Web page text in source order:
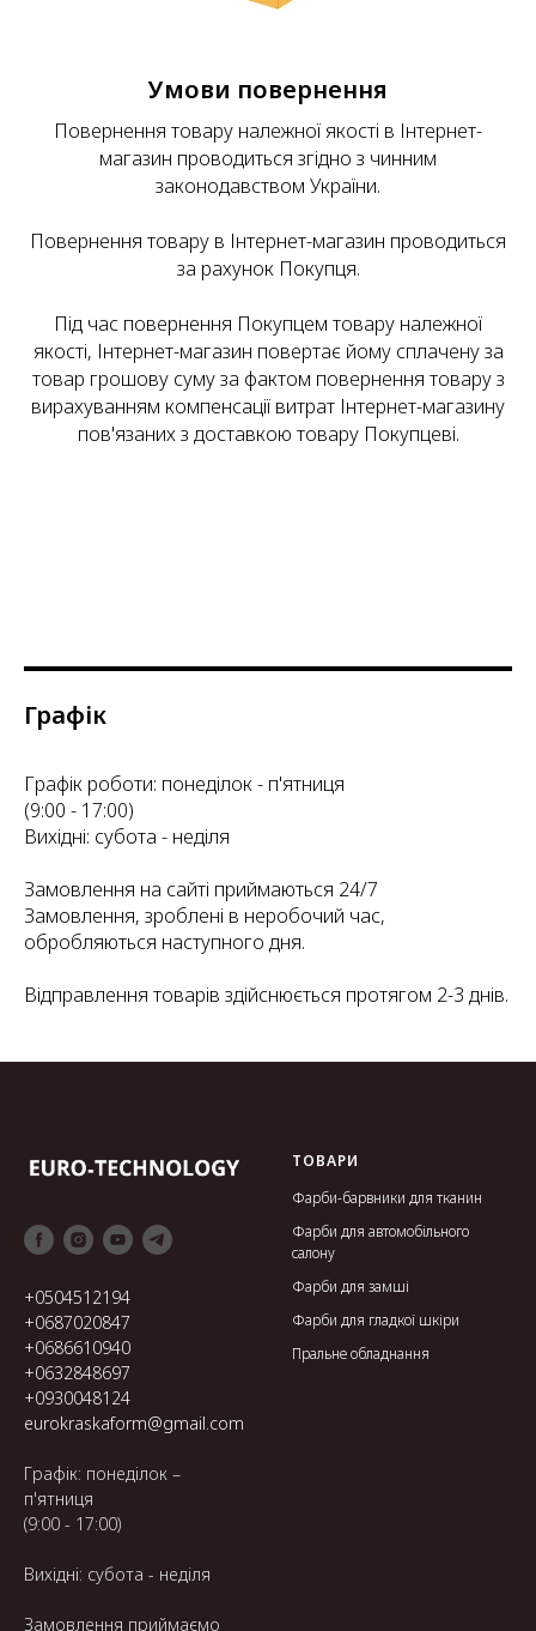
Умови повернення
Повернення товару належної якості в Інтернет-
магазин проводиться згідно з чинним
законодавством України.
Повернення товару в Інтернет-магазин проводиться
за рахунок Покупця.
Під час повернення Покупцем товару належної
якості, Інтернет-магазин повертає йому сплачену за
товар грошову суму за фактом повернення товару з
вирахуванням компенсації витрат Інтернет-магазину
пов'язаних з доставкою товару Покупцеві.
Графік
Графік роботи: понеділок - п'ятниця
(9:00 - 17:00)
Вихідні: субота - неділя
Замовлення на сайті приймаються 24/7
Замовлення, зроблені в неробочий час,
обробляються наступного дня.
Відправлення товарів здійснюється протягом 2-3 днів.
+0504512194
+0687020847
+0686610940
+0632848697
+0930048124
eurokraskaform@gmail.com
Графік: понеділок –
п'ятниця
(9:00 - 17:00)
Вихідні: субота - неділя
Замовлення приймаємо
ТОВАРИ
Фарби-барвники для тканин
Фарби для автомобільного
салону
Фарби для замші
Фарби для гладкої шкіри
Пральне обладнання